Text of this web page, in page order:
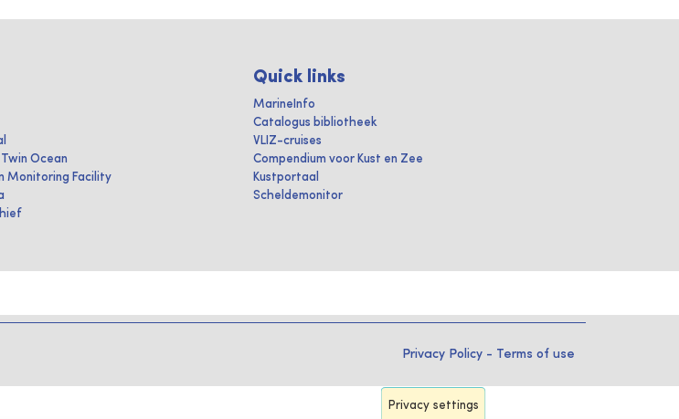
Ocean
Monitoring Facility
Quick links
MarineInfo
Catalogus bibliotheek
VLIZ-cruises
Compendium voor Kust en Zee
Kustportaal
Scheldemonitor
Privacy Policy - Terms of use
Privacy settings